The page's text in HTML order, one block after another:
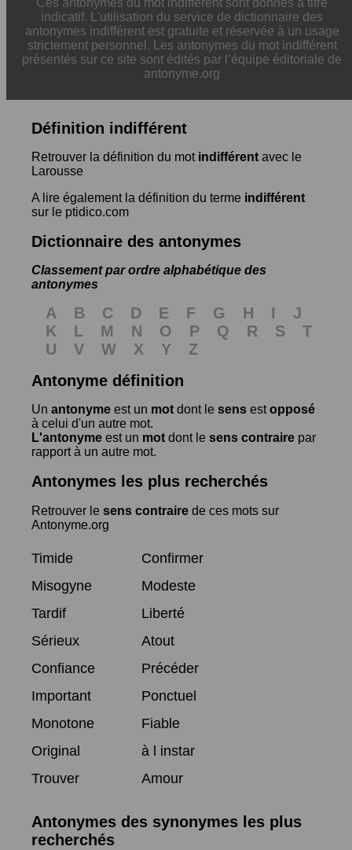
Ces antonymes du mot indifférent sont donnés à titre
indicatif. L'utilisation du service de dictionnaire des
antonymes indifférent est gratuite et réservée à un usage
strictement personnel. Les antonymes du mot indifférent
présentés sur ce site sont édités par l’équipe éditoriale de
antonyme.org
Définition indifférent
Retrouver la définition du mot indifférent avec le
Larousse
A lire également la définition du terme indifférent
sur le ptidico.com
Dictionnaire des antonymes
Classement par ordre alphabétique des
antonymes
A B C D E F G H I
J
K
L M N O P Q R S
T
U
V W X Y
Z
Antonyme définition
Un antonyme est un mot dont le sens estopposé
à celui d'un autre mot.
L'antonyme est un mot dont le sens contraire par
rapport à un autre mot.
Antonymes les plus recherchés
Retrouver le sens contraire de ces mots sur
Antonyme.org
Timide
Confirmer
Misogyne
Modeste
Tardif
Liberté
Sérieux
Atout
Confiance
Précéder
Important
Ponctuel
Monotone
Fiable
Original
à l instar
Trouver
Amour
Antonymes des synonymes les plus
recherchés